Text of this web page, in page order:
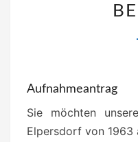
Aufnahmeantrag
Sie möchten
Elpersdorf von